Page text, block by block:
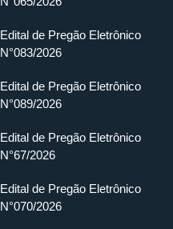
Edital de Pregão Eletrônico
N°083/2026
Edital de Pregão Eletrônico
N°089/2026
Edital de Pregão Eletrônico
N°67/2026
Edital de Pregão Eletrônico
N°070/2026